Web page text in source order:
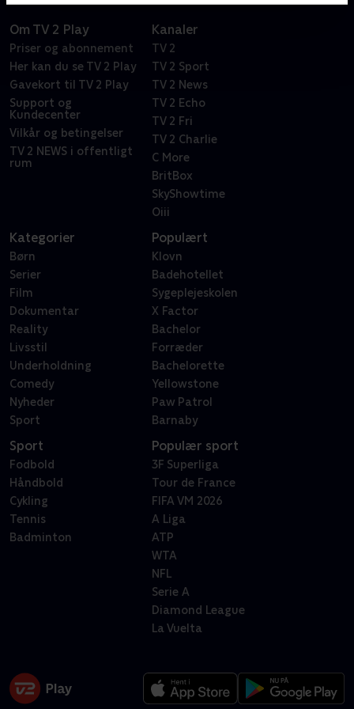
Om TV 2 Play
Priser og abonnement
Her kan du se TV 2 Play
Gavekort til TV 2 Play
Support og
Kundecenter
Vilkår og betingelser
TV 2 NEWS i offentligt
rum
Kanaler
TV 2
TV 2 Sport
TV 2 News
TV 2 Echo
TV 2 Fri
TV 2 Charlie
C More
BritBox
SkyShowtime
Oiii
Kategorier
Børn
Serier
Film
Dokumentar
Reality
Livsstil
Underholdning
Comedy
Nyheder
Sport
Populært
Klovn
Badehotellet
Sygeplejeskolen
X Factor
Bachelor
Forræder
Bachelorette
Yellowstone
Paw Patrol
Barnaby
Sport
Fodbold
Håndbold
Cykling
Tennis
Badminton
Populær sport
3F Superliga
Tour de France
FIFA VM 2026
A Liga
ATP
WTA
NFL
Serie A
Diamond League
La Vuelta